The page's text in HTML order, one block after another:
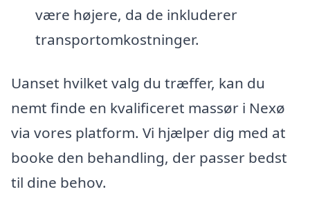
være højere, da de inkluderer
transportomkostninger.
Uanset hvilket valg du træffer, kan du
nemt finde en kvalificeret massør i Nexø
via vores platform. Vi hjælper dig med at
booke den behandling, der passer bedst
til dine behov.